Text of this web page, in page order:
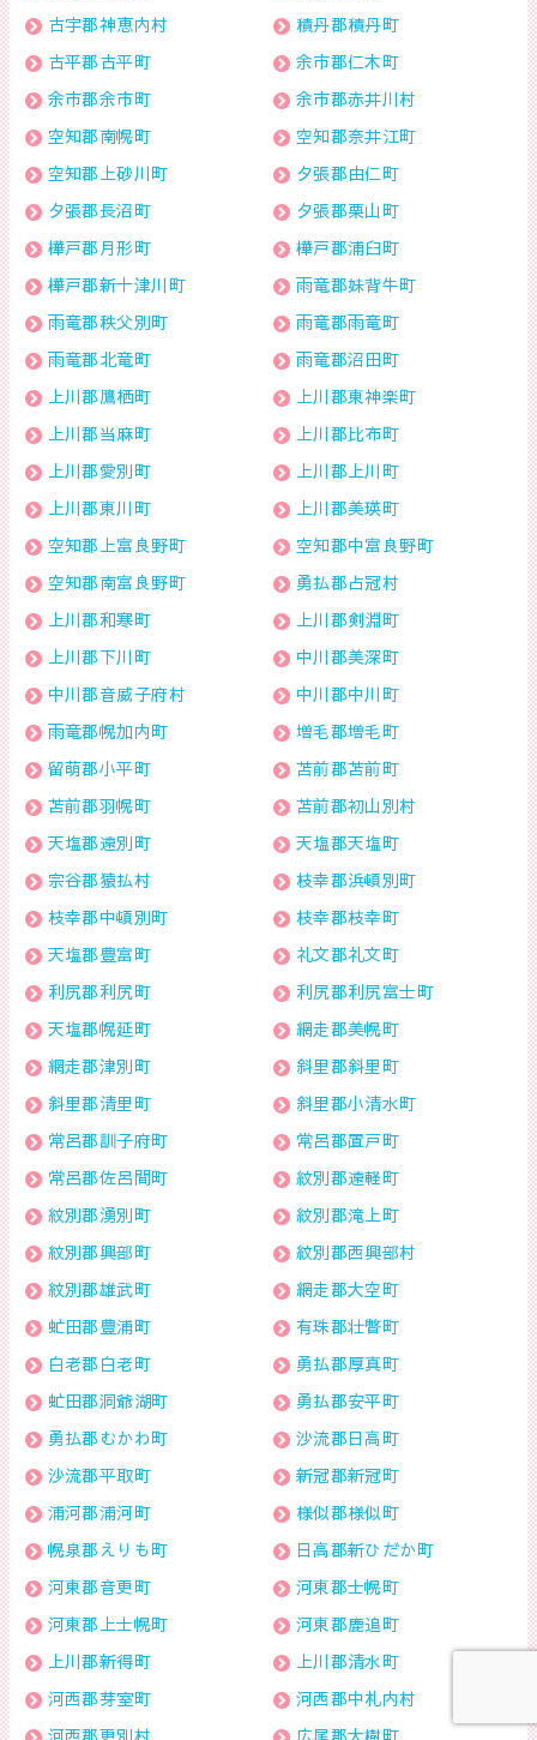
古宇郡神恵内村
積丹郡積丹町
古平郡古平町
余市郡仁木町
余市郡余市町
余市郡赤井川村
空知郡南幌町
空知郡奈井江町
空知郡上砂川町
夕張郡由仁町
夕張郡長沼町
夕張郡栗山町
樺戸郡月形町
樺戸郡浦臼町
樺戸郡新十津川町
雨竜郡妹背牛町
雨竜郡秩父別町
雨竜郡雨竜町
雨竜郡北竜町
雨竜郡沼田町
上川郡鷹栖町
上川郡東神楽町
上川郡当麻町
上川郡比布町
上川郡愛別町
上川郡上川町
上川郡東川町
上川郡美瑛町
空知郡上富良野町
空知郡中富良野町
空知郡南富良野町
勇払郡占冠村
上川郡和寒町
上川郡剣淵町
上川郡下川町
中川郡美深町
中川郡音威子府村
中川郡中川町
雨竜郡幌加内町
増毛郡増毛町
留萌郡小平町
苫前郡苫前町
苫前郡羽幌町
苫前郡初山別村
天塩郡遠別町
天塩郡天塩町
宗谷郡猿払村
枝幸郡浜頓別町
枝幸郡中頓別町
枝幸郡枝幸町
天塩郡豊富町
礼文郡礼文町
利尻郡利尻町
利尻郡利尻富士町
天塩郡幌延町
網走郡美幌町
網走郡津別町
斜里郡斜里町
斜里郡清里町
斜里郡小清水町
常呂郡訓子府町
常呂郡置戸町
常呂郡佐呂間町
紋別郡遠軽町
紋別郡湧別町
紋別郡滝上町
紋別郡興部町
紋別郡西興部村
紋別郡雄武町
網走郡大空町
虻田郡豊浦町
有珠郡壮瞥町
白老郡白老町
勇払郡厚真町
虻田郡洞爺湖町
勇払郡安平町
勇払郡むかわ町
沙流郡日高町
沙流郡平取町
新冠郡新冠町
浦河郡浦河町
様似郡様似町
幌泉郡えりも町
日高郡新ひだか町
河東郡音更町
河東郡士幌町
河東郡上士幌町
河東郡鹿追町
上川郡新得町
上川郡清水町
河西郡芽室町
河西郡中札内村